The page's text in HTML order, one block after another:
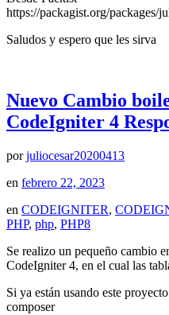
https://packagist.org/packages/
Saludos y espero que les sirva
Nuevo Cambio
CodeIgniter 4
porjuliocesar20200413
en febrero 22, 2023
en CODEIGNITER,
PHP, php, PHP8
Se realizo un pequeño cambio
CodeIgniter 4, en el cual las
Si ya están usando este
composer